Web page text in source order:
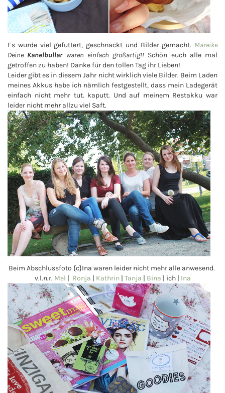
Es wurde viel gefuttert, geschnackt und Bilder gemacht. Mareike
Deine Kanelbullarwaren einfach großartig!! Schön euch alle mal
getroffen zu haben! Danke für den tollen Tag ihr Lieben!
Leider gibt es in diesem Jahr nicht wirklich viele Bilder. Beim Laden
meines Akkus habe ich nämlich festgestellt, dass mein Ladegerät
einfach nicht mehr tut. kaputt. Und auf meinem Restakku war
leider nicht mehr allzu viel Saft.
Beim Abschlussfoto {c}Ina waren leider nicht mehr alle anwesend.
v.l.n.r. Mel | Ronja | Kathrin| Tanja | Bina | ich | Ina